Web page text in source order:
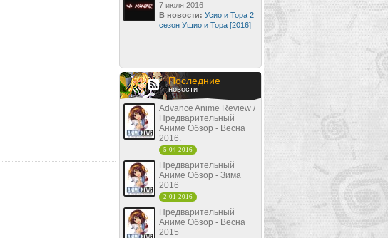
7 июля 2016
В новости: Усио и Тора 2
сезон Ушио и Тора [2016]
Последние
новости
Advance Anime Review /
Предварительный
Аниме Обзор - Весна
2016.
5-04-2016
Предварительный
Аниме Обзор - Зима
2016
2-01-2016
Предварительный
Аниме Обзор - Весна
2015